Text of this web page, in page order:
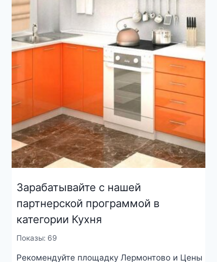
Зарабатывайте с нашей
партнерской программой в
категории Кухня
Показы: 69
Рекомендуйте площадку Лермонтово и Цены